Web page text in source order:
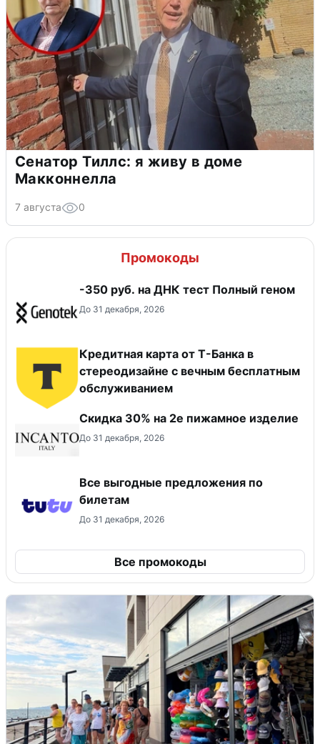
Сенатор Тиллс: я живу в доме
Макконнелла
7 августа 0
Промокоды
-350 руб. на ДНК тест Полный геном
До 31 декабря, 2026
Кредитная карта от Т-Банка в
стереодизайне с вечным бесплатным
обслуживанием
Скидка 30% на 2е пижамное изделие
До 31 декабря, 2026
Все выгодные предложения по
билетам
До 31 декабря, 2026
Все промокоды